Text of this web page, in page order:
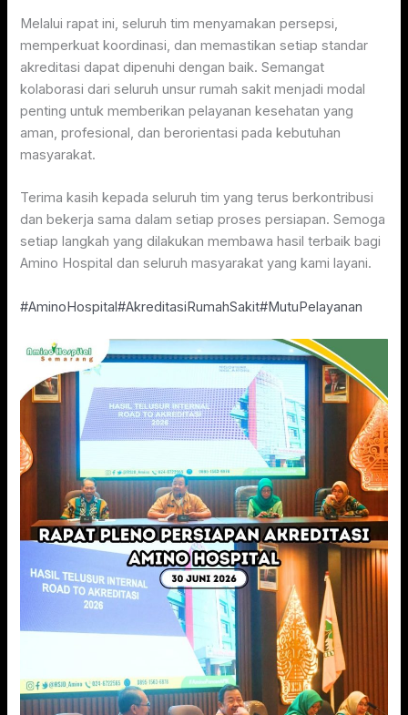
Melalui rapat ini, seluruh tim menyamakan persepsi,
memperkuat koordinasi, dan memastikan setiap standar
akreditasi dapat dipenuhi dengan baik. Semangat
kolaborasi dari seluruh unsur rumah sakit menjadi modal
penting untuk memberikan pelayanan kesehatan yang
aman, profesional, dan berorientasi pada kebutuhan
masyarakat.
Terima kasih kepada seluruh tim yang terus berkontribusi
dan bekerja sama dalam setiap proses persiapan. Semoga
setiap langkah yang dilakukan membawa hasil terbaik bagi
Amino Hospital dan seluruh masyarakat yang kami layani.
#AminoHospital#AkreditasiRumahSakit#MutuPelayanan